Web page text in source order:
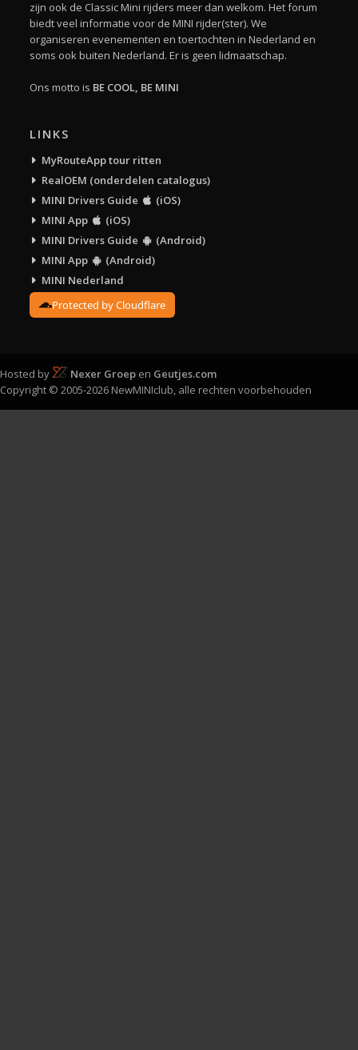
zijn ook de Classic Mini rijders meer dan welkom. Het forum
biedt veel informatie voor de MINI rijder(ster). We
organiseren evenementen en toertochten in Nederland en
soms ook buiten Nederland. Er is geen lidmaatschap.
Ons motto is BE COOL, BE MINI
LINKS
MyRouteApp tour ritten
RealOEM (onderdelen catalogus)
MINI Drivers Guide
(iOS)
MINI App
(iOS)
MINI Drivers Guide
(Android)
MINI App
(Android)
MINI Nederland
Protected by Cloudflare
Hosted by Nexer Groep en Geutjes.com
Copyright © 2005-2026 NewMINIclub, alle rechten voorbehouden